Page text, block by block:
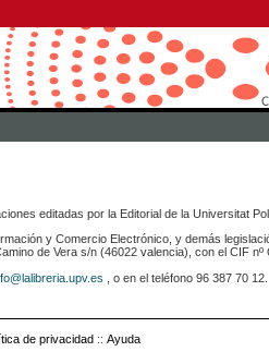
editadas por la Editorial de la Universitat
y Comercio Electrónico, y demás
de Vera s/n (46022 valencia), con el CIF nº
, o en el teléfono 96 387 70 12.
de privacidad :: Ayuda